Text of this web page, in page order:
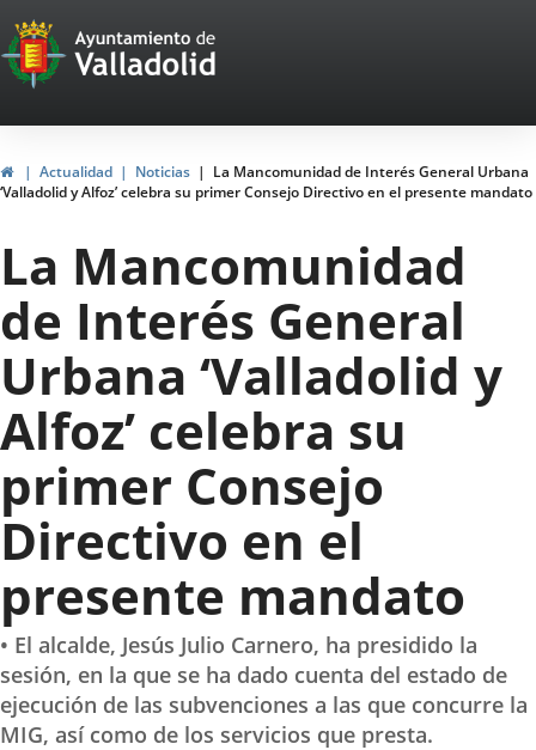
Portal
Web
del
Ayuntamiento
de
Valladolid
InicioActualidad Noticias
La Mancomunidad de Interés General Urbana
‘Valladolid y Alfoz’ celebra su primer Consejo Directivo en el presente mandato
La Mancomunidad
de Interés General
Urbana ‘Valladolid y
Alfoz’ celebra su
primer Consejo
Directivo en el
presente mandato
• El alcalde, Jesús Julio Carnero, ha presidido la
sesión, en la que se ha dado cuenta del estado de
ejecución de las subvenciones a las que concurre la
MIG, así como de los servicios que presta.